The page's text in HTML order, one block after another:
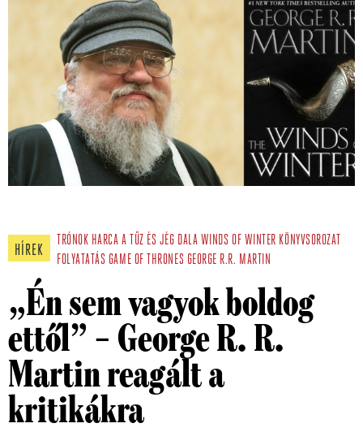
HÍREK
TRÓNOK HARCA A TŰZ ÉS JÉG DALA WINDS OF WINTER KÖNYVSOROZAT
FOLYATATÁS GAME OF THRONES GEORGE R.R. MARTIN
„Én sem vagyok boldog
ettől” – George R. R.
Martin reagált a
kritikákra